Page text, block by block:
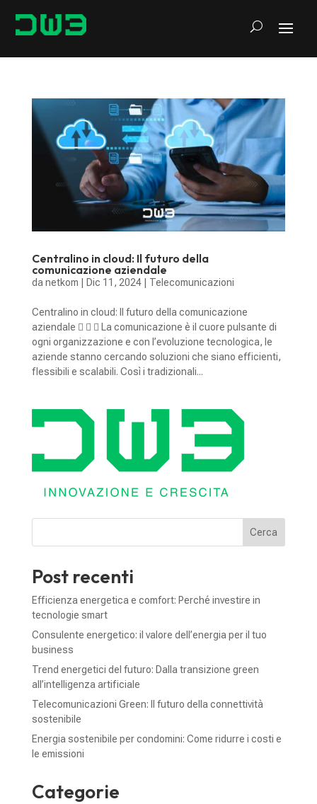
Centralino in cloud: Il futuro della
comunicazione aziendale
da netkom Dic 11, 2024| Telecomunicazioni
Centralino in cloud: Il futuro della comunicazione
aziendale    La comunicazione è il cuore pulsante di
ogni organizzazione e con l’evoluzione tecnologica, le
aziende stanno cercando soluzioni che siano efficienti,
flessibili e scalabili. Così i tradizionali...
Cerca
Post recenti
Efficienza energetica e comfort: Perché investire in
tecnologie smart
Consulente energetico: il valore dell’energia per il tuo
business
Trend energetici del futuro: Dalla transizione green
all’intelligenza artificiale
Telecomunicazioni Green: Il futuro della connettività
sostenibile
Energia sostenibile per condomini: Come ridurre i costi e
le emissioni
Categorie